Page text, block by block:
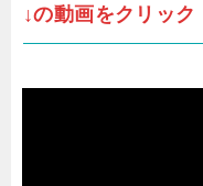
↓の動画をクリッ